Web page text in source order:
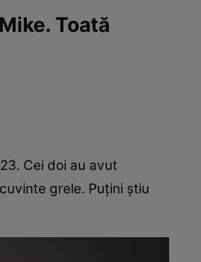
Toată
Cei doi au avut
grele. Puțini știu